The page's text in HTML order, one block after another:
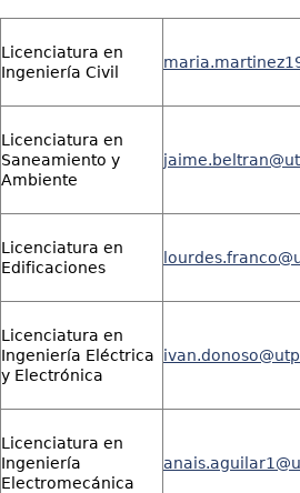
Licenciatura en
Ingeniería Civil
Licenciatura en
Saneamiento y
Ambiente
Licenciatura en
Edificaciones
Licenciatura en
Ingeniería Eléctrica
y Electrónica
Licenciatura en
Ingeniería
Electromecánica